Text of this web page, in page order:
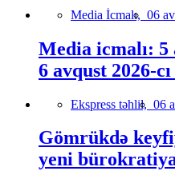
Media İcmalı, 06
Media icmalı: 5
6 avqust 2026-
Ekspress təhlil, 06
Gömrükdə
yeni